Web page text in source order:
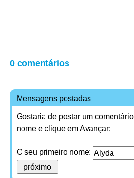
0 comentários
Mensagens postadas
Gostaria de postar um
nome e clique em Avançar:
O seu primeiro nome: